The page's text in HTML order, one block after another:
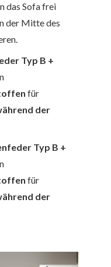
das Sofa frei
der Mitte des
Typ B +
für
der
Typ B +
für
der